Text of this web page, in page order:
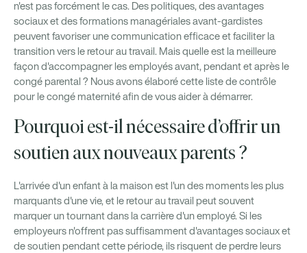
n'est pas forcément le cas. Des politiques, des avantages
sociaux et des formations managériales avant-gardistes
peuvent favoriser une communication efficace et faciliter la
transition vers le retour au travail. Mais quelle est la meilleure
façon d'accompagner les employés avant, pendant et après le
congé parental ? Nous avons élaboré cette liste de contrôle
pour le congé maternité afin de vous aider à démarrer.
Pourquoi est-il nécessaire d’offrir un
soutien aux nouveaux parents ?
L'arrivée d'un enfant à la maison est l'un des moments les plus
marquants d'une vie, et le retour au travail peut souvent
marquer un tournant dans la carrière d'un employé. Si les
employeurs n'offrent pas suffisamment d'avantages sociaux et
de soutien pendant cette période, ils risquent de perdre leurs